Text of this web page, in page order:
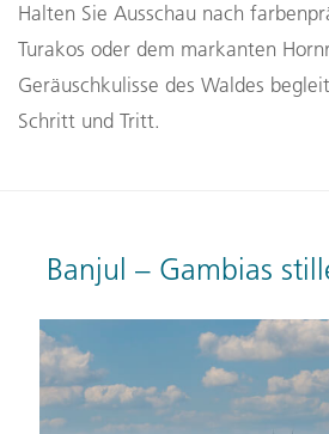
Halten Sie Ausschau nach
Turakos oder dem markanten
Geräuschkulisse des Waldes
Schritt und Tritt.
Banjul – Gambias